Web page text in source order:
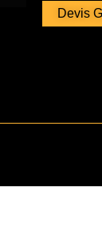
Devis